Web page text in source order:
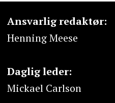
Ansvarlig redaktør:
Henning Meese
Daglig leder:
Mickael Carlson